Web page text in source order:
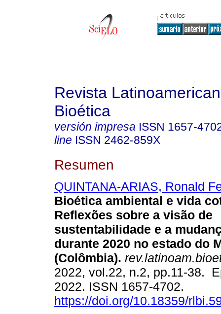
Revista
Bioética
versión impresa ISSN 1657-
line ISSN 2462-859X
Resumen
QUINTANA-ARIAS, Ronald
Bioética ambiental e vida
Reflexões sobre a visão de
sustentabilidade e a
durante 2020 no estado do
(Colômbia).
2022, vol.22, n.2, pp.11-38.
2022. ISSN 1657-4702.
https://doi.org/10.18359/